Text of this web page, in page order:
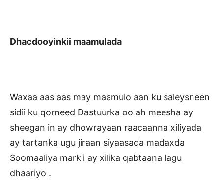
Dhacdooyinkii maamulada
Waxaa aas aas may maamulo aan ku saleysneen
sidii ku qorneed Dastuurka oo ah meesha ay
sheegan in ay dhowrayaan raacaanna xiliyada
ay tartanka ugu jiraan siyaasada madaxda
Soomaaliya markii ay xilika qabtaana lagu
dhaariyo .